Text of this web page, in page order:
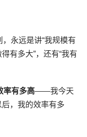
永远是讲“我规模有
有多大”，还有“我有
率有多高——我今天
，我的效率有多